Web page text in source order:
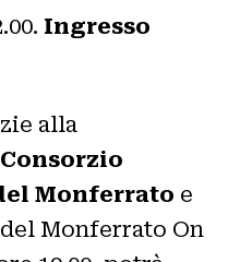
Ingresso
alla
Consorzio
Monferrato e
Monferrato On